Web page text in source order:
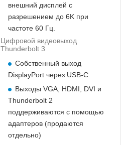
внешний дисплей с
разрешением до 6K при
частоте 60 Гц.
Цифровой видеовыход
Thunderbolt 3
Собственный выход
DisplayPort через USB-C
Выходы VGA, HDMI, DVI и
Thunderbolt 2
поддерживаются с помощью
адаптеров (продаются
отдельно)